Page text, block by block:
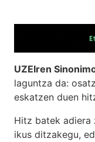
UZEIren
laguntza da:
eskatzen duen
Hitz batek adiera
ikus ditzakegu,